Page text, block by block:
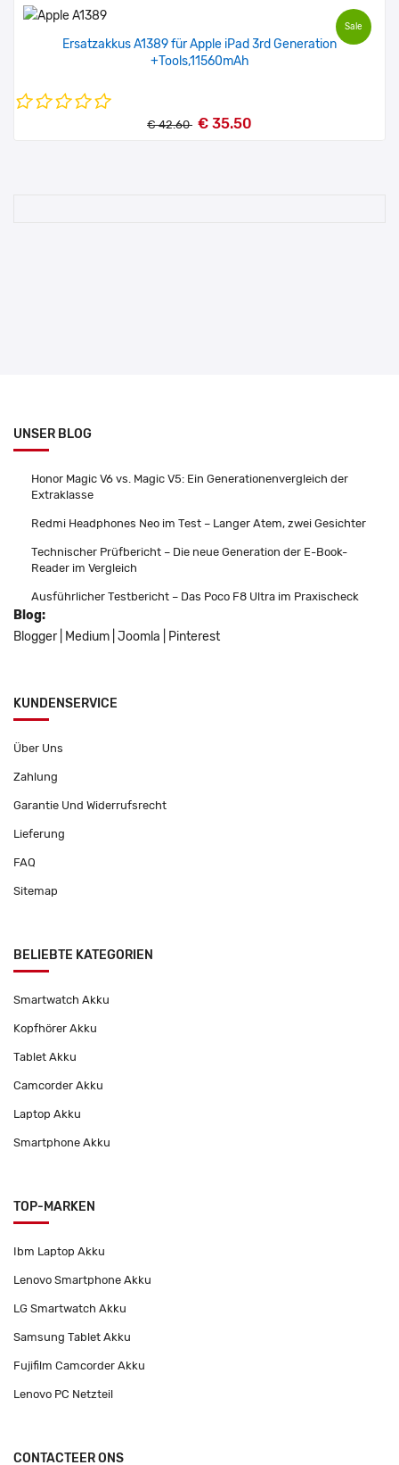
Sale
Ersatzakkus A1389 für Apple iPad 3rd Generation
+Tools,11560mAh
€ 42.60 € 35.50
UNSER BLOG
Honor Magic V6 vs. Magic V5: Ein Generationenvergleich der
Extraklasse
Redmi Headphones Neo im Test – Langer Atem, zwei Gesichter
Technischer Prüfbericht – Die neue Generation der E-Book-
Reader im Vergleich
Ausführlicher Testbericht – Das Poco F8 Ultra im Praxischeck
Blog:
Blogger
Medium Joomla Pinterest
KUNDENSERVICE
Über Uns
Zahlung
Garantie Und Widerrufsrecht
Lieferung
FAQ
Sitemap
BELIEBTE KATEGORIEN
Smartwatch Akku
Kopfhörer Akku
Tablet Akku
Camcorder Akku
Laptop Akku
Smartphone Akku
TOP-MARKEN
Ibm Laptop Akku
Lenovo Smartphone Akku
LG Smartwatch Akku
Samsung Tablet Akku
Fujifilm Camcorder Akku
Lenovo PC Netzteil
CONTACTEER ONS